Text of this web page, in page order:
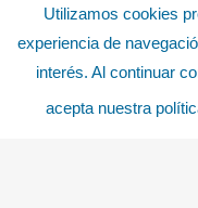
©
Aunque se consideran
Utilizamos cookies
experiencia de
interés. Al continuar
acepta nuestra